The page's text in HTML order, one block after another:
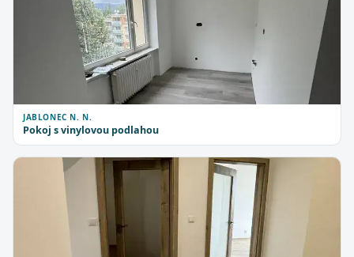
JABLONEC N. N.
Pokoj s vinylovou podlahou